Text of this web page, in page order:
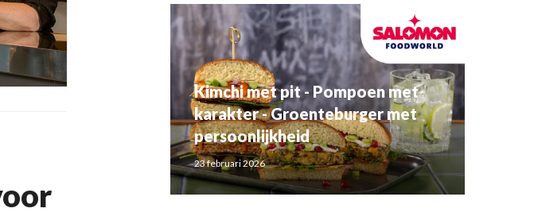
Kimchi met pit - Pompoen met
karakter - Groenteburger met
persoonlijkheid
23 februari 2026